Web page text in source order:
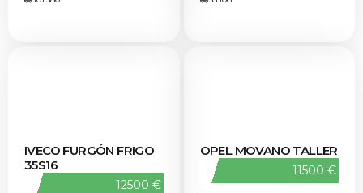
IVECO FURGÓN FRIGO
35S16
12500 €
OPEL MOVANO TALLER
11500 €